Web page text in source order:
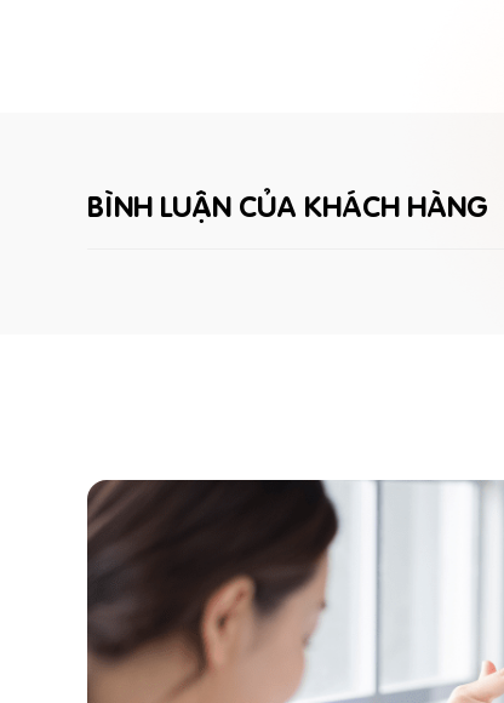
BÌNH LUẬN CỦA KHÁCH HÀNG